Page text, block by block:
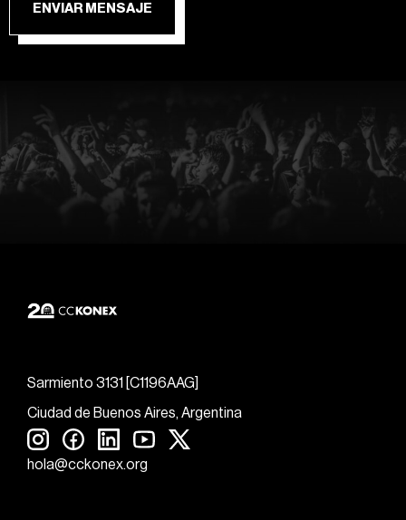
ENVIAR MENSAJE
Sarmiento 3131 [C1196AAG]
Ciudad de Buenos Aires, Argentina
hola@cckonex.org